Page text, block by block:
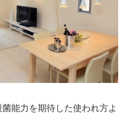
能力を期待した使われ方よ